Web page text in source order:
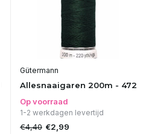
Gütermann
Allesnaaigaren 200m - 472
Op voorraad
1-2 werkdagen levertijd
€4,40 €2,99